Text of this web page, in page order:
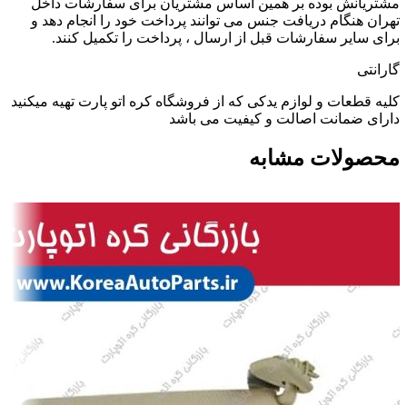
مشتریانش بوده بر همین اساس مشتریان برای سفارشات داخل
تهران هنگام دریافت جنس می توانند پرداخت خود را انجام دهد و
برای سایر سفارشات قبل از ارسال ، پرداخت را تکمیل کنند.
گارانتی
کلیه قطعات و لوازم یدکی که از فروشگاه کره اتو پارت تهیه میکنید
دارای ضمانت اصالت و کیفیت می باشد
محصولات مشابه